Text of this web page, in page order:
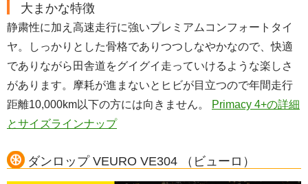
大まかな特徴
静粛性に加え高速走行に強いプレミアムコンフォートタイ
ヤ。しっかりとした骨格でありつつしなやかなので、快適
でありながら田舎道をグイグイ走っていけるような楽しさ
があります。摩耗が進まないとヒビが目立つので年間走行
距離10,000km以下の方には向きません。
Primacy 4+の詳細
とサイズラインナップ
ダンロップ VEURO VE304 （ビューロ）